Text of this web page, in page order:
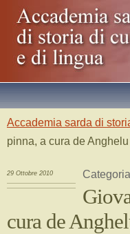
Accademia sarda di
pinna, a cura de
29 Ottobre 2010
cura de